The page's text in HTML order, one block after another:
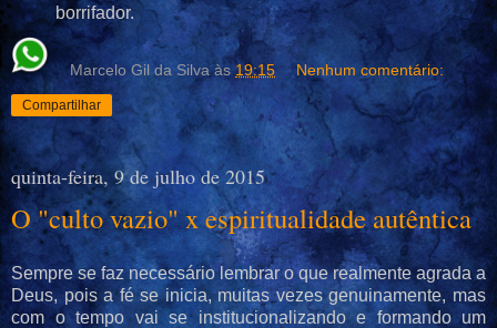
borrifador.
Marcelo Gil da Silva às19:15 Nenhum comentário:
Compartilhar
quinta-feira, 9 de julho de 2015
O "culto vazio" x espiritualidade autêntica
Sempre se faz necessário lembrar o que realmente agrada a
Deus, pois a fé se inicia, muitas vezes genuinamente, mas
com o tempo vai se institucionalizando e formando um